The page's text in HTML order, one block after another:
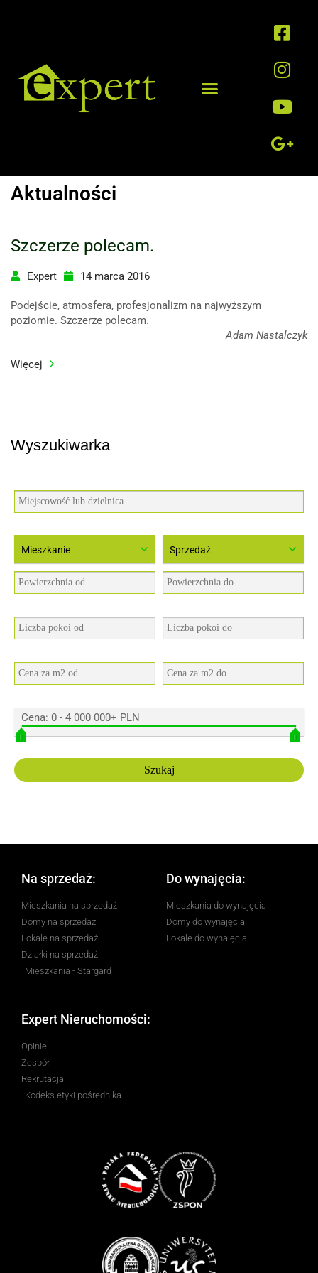
Aktualności
Szczerze polecam.
Expert 14 marca 2016
Podejście, atmosfera, profesjona lizm na najwyższym
poziomie. Szczerze polecam.
Adam Nastalczyk
Więcej
Wyszukiwarka
Mieszkanie Sprzedaż
Cena: 0 - 4 000 000+ PLN
Na sprzedaż:
Mieszkania na sprzedaż
Domy na sprzedaż
Lokale na sprzedaż
Działki na sprzedaż
Mieszkania - Stargard
Do wynajęcia:
Mieszkania do wynajęcia
Domy do wynajęcia
Lokale do wynajęcia
Expert Nieruchomości:
Opinie
Zespół
Rekrutacja
Kodeks etyki pośrednika